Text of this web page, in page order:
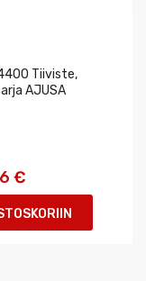
Tiiviste,
AJUSA
€